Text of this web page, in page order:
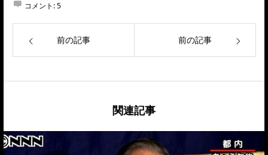
コメント:5
前の記事 前の記事
関連記事